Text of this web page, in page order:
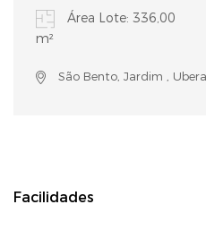
Área Lote: 336,00
m²
São Bento, Jardim ,
Facilidades